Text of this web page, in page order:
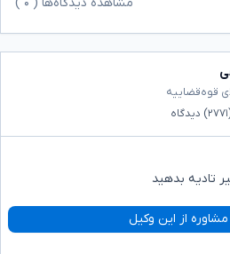
مشاهده دیدگاه‌ها ( ۰
قوه‌قضاییه
دیدگاه
تادیه بدهید
از این وکیل